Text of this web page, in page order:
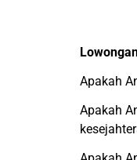
Apakah
Apakah